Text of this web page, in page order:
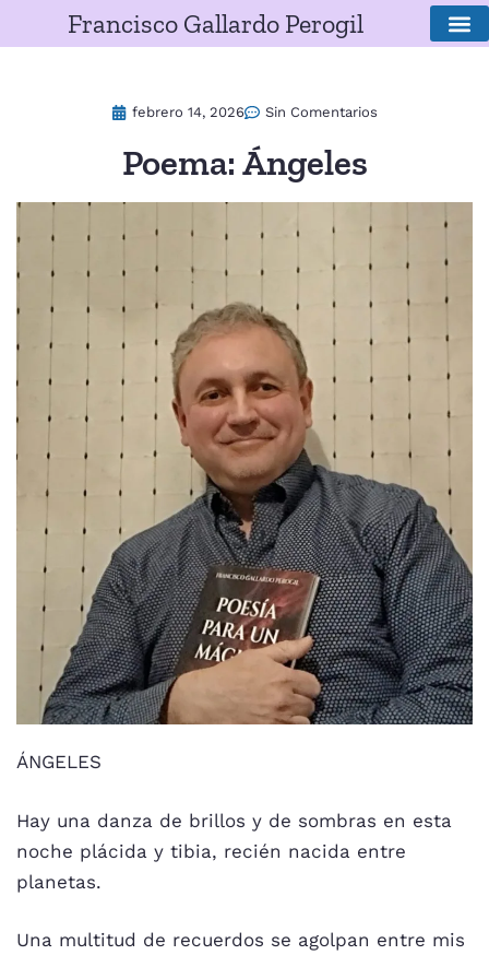
Francisco Gallardo Perogil
febrero 14, 2026 Sin Comentarios
Poema: Ángeles
ÁNGELES
Hay una danza de brillos y de sombras en esta
noche plácida y tibia, recién nacida entre
planetas.
Una multitud de recuerdos se agolpan entre mis